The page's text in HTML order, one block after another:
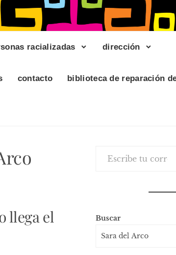
racializadas dirección
contacto biblioteca de reparación
llega el
Buscar